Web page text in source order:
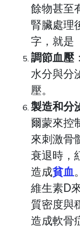
餘物甚至
腎臟處理
字，就是
調節血壓
水分與分
壓。
製造和分
爾蒙來控
來刺激骨
衰退時，
造成貧血
維生素D
質密度與
造成軟骨